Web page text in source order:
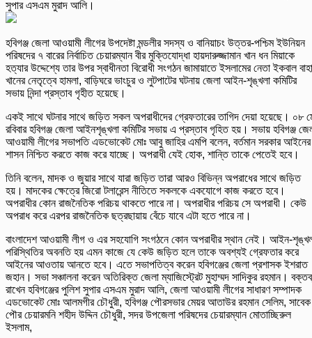
সুপার এসএম মুরাদ আলি।
হবিগঞ্জ জেলা আওয়ামী লীগের উপদেষ্টা মন্ডলীর সদস্য ও বানিয়াচং উত্তর-পশ্চিম ইউনিয়ন
পরিষদের ৭ বারের নির্বাচিত চেয়ারম্যান বীর মুক্তিযোদ্ধা হায়দারুজ্জামান খান ধন মিয়াকে
হত্যার উদ্দেশ্যে তার উপর স্বাধীনতা বিরোধী সংগঠন জামায়াতে ইসলামের নেতা ইকবাল
খানের নেতৃত্বে হামলা, বাড়িঘরে ভাংচুর ও লুটপাটের ঘটনায় জেলা আইন-শৃঙ্খলা কমিটির
সভায় নিন্দা প্রস্তাব গৃহীত হয়েছে।
একই সাথে ঘটনার সাথে জড়িত সকল অপরাধীদের গ্রেফতারের তাগিদ দেয়া হয়েছে। ০৮
রবিবার হবিগঞ্জ জেলা আইনশৃঙ্খলা কমিটির সভায় এ প্রস্তাব গৃহিত হয়। সভায় হবিগঞ্জ
আওয়ামী লীগের সভাপতি এডভোকেট মোঃ আবু জাহির এমপি বলেন, বর্তমান সরকার আইনের
শাসন নিশ্চিত করতে কাজ করে যাচ্ছে। অপরাধী যেই হোক, শান্তি তাকে পেতেই হবে।
তিনি বলেন, মাদক ও জুয়ার সাথে যারা জড়িত তারা আরও বিভিন্ন অপরাধের সাথে জড়িত
হয়। মাদকের ক্ষেত্রে জিরো টলারেন্স নীতিতে সকলকে একযোগে কাজ করতে হবে।
অপরাধীর কোন রাজনৈতিক পরিচয় থাকতে পারে না। অপরাধীর পরিচয় সে অপরাধী। কেউ
অপরাধ করে এরপর রাজনৈতিক ছত্রছায়ায় বেঁচে যাবে এটা হতে পারে না।
বাংলাদেশ আওয়ামী লীগ ও এর সহযোগি সংগঠনে কোন অপরাধীর স্থান নেই। আইন-
পরিস্থিতির অবনতি হয় এমন কাজে যে কেউ জড়িত হলে তাকে অবশ্যই গ্রেফতার করে
আইনের আওতায় আনতে হবে। এতে সভাপতিত্ব করেন হবিগঞ্জের জেলা প্রশাসক ইশরাত
জহান। সভা সঞ্চালনা করেন অতিরিক্ত জেলা ম্যাজিস্ট্রেট মুহাম্মদ সাদিকুর রহমান।
রাখেন হবিগঞ্জের পুলিশ সুপার এসএম মুরাদ আলি, জেলা আওয়ামী লীগের সাধারণ সম্পাদক
এডভােকেট মােঃ আলমগীর চৌধুরী, হবিগঞ্জ পৌরসভার মেয়র আতাউর রহমান সেলিম, সাবেক
পৌর চেয়ারমনি শহীদ উদ্দিন চৌধুরী, সদর উপজেলা পরিষদের চেয়ারম্যান মােতাচ্ছিরুল
ইসলাম,